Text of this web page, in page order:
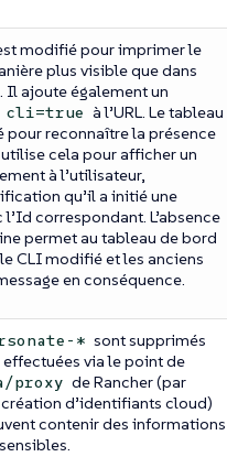
modifié pour imprimer le
plus visible que dans
Il ajoute également un
cli=true à l’URL. Le tableau
reconnaître la présence
cela pour afficher un
à l’utilisateur,
qu’il a initié une
correspondant. L’absence
permet au tableau de bord
CLI modifié et les anciens
en conséquence.
* sont supprimés
via le point de
proxy de Rancher (par
d’identifiants cloud)
contenir des informations